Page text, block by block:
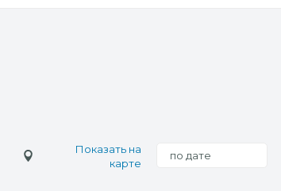
Показать на
карте
по дате